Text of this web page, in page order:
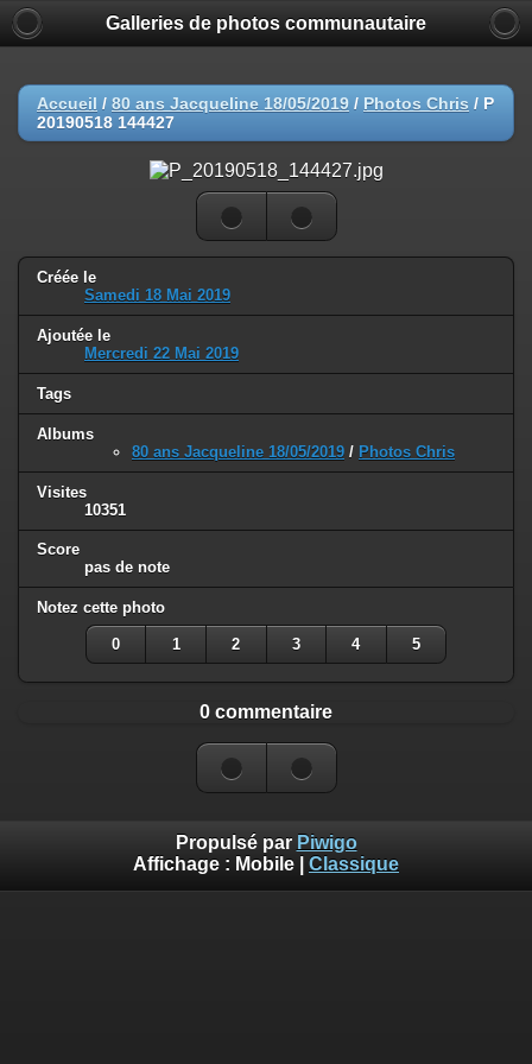
Galleries de photos communautaire
Accueil / 80 ans Jacqueline 18/05/2019 / Photos Chris / P
20190518 144427
Créée le
Samedi 18 Mai 2019
Ajoutée le
Mercredi 22 Mai 2019
Tags
Albums
80 ans Jacqueline 18/05/2019 / Photos Chris
Visites
10351
Score
pas de note
Notez cette photo
0 1 2 3 4 5
0 commentaire
Propulsé par Piwigo
Affichage : Mobile Classique